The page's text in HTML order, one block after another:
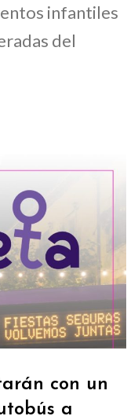
infantiles
del
con un
a